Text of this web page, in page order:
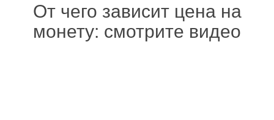
От чего зависит цена на
монету: смотрите видео